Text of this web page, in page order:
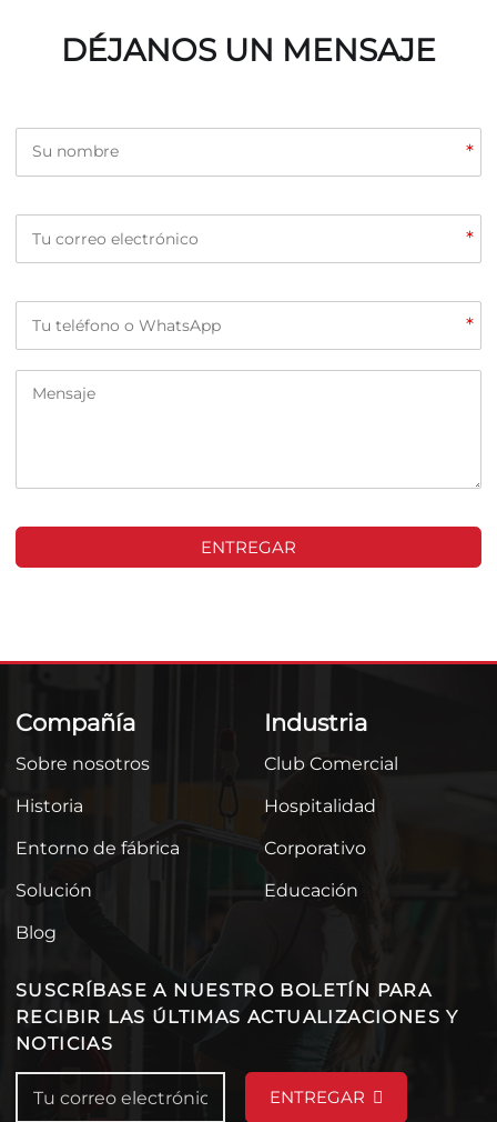
DÉJANOS UN MENSAJE
*
*
*
ENTREGAR
Compañía
Sobre nosotros
Historia
Entorno de fábrica
Solución
Blog
Industria
Club Comercial
Hospitalidad
Corporativo
Educación
SUSCRÍBASE A NUESTRO BOLETÍN PARA
RECIBIR LAS ÚLTIMAS ACTUALIZACIONES Y
NOTICIAS
ENTREGAR